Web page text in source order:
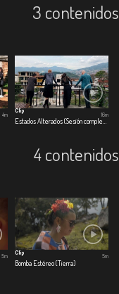
3 contenidos
4m
Clip
16m
4 contenidos
5m
Clip
Bomba Estéreo (Tierra)
5m